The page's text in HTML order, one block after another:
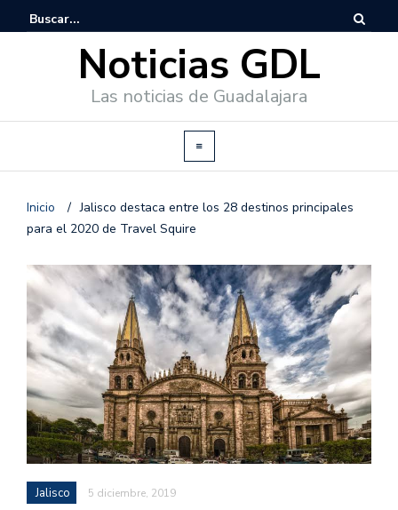
Noticias GDL
Las noticias de Guadalajara
Inicio / Jalisco destaca entre los 28 destinos principales
para el 2020 de Travel Squire
Jalisco 5 diciembre, 2019